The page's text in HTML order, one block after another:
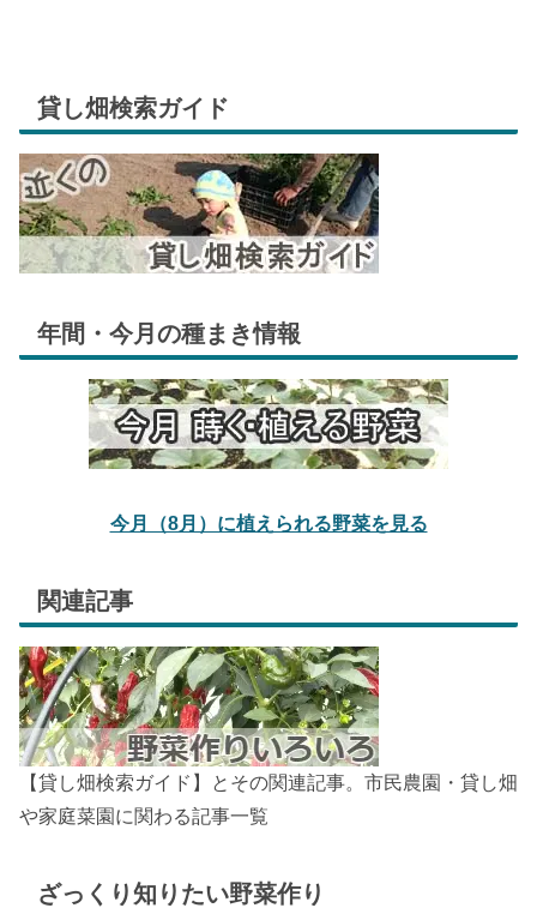
貸し畑検索ガイド
年間・今月の種まき情報
今月（8月）に植えられる野菜を見る
関連記事
【貸し畑検索ガイド】とその関連記事。市民農園・貸し畑
や家庭菜園に関わる記事一覧
ざっくり知りたい野菜作り